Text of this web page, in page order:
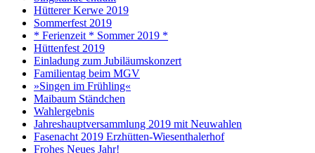
Hütterer Kerwe 2019
Sommerfest 2019
* Ferienzeit * Sommer 2019 *
Hüttenfest 2019
Einladung zum Jubiläumskonzert
Familientag beim MGV
»Singen im Frühling«
Maibaum Ständchen
Wahlergebnis
Jahreshauptversammlung 2019 mit Neuwahlen
Fasenacht 2019 Erzhütten-Wiesenthalerhof
Frohes Neues Jahr!